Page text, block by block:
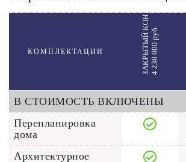
КОМПЛЕКТАЦИИ ЗАКРЫТЫЙ КОНТУР4 230 000 руб.
В СТОИМОСТЬ ВКЛЮЧЕНЫ
Перепланировка
дома
Архитектурное